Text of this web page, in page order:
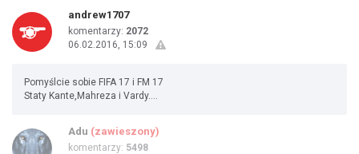
andrew1707
komentarzy: 2072
06.02.2016, 15:09
Pomyślcie sobie FIFA 17 i FM 17
Staty Kante,Mahreza i Vardy....
Adu (zawieszony)
komentarzy: 5498